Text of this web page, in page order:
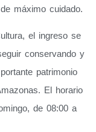
máximo cuidado.
el ingreso se
conservando y
patrimonio
El horario
de 08:00 a